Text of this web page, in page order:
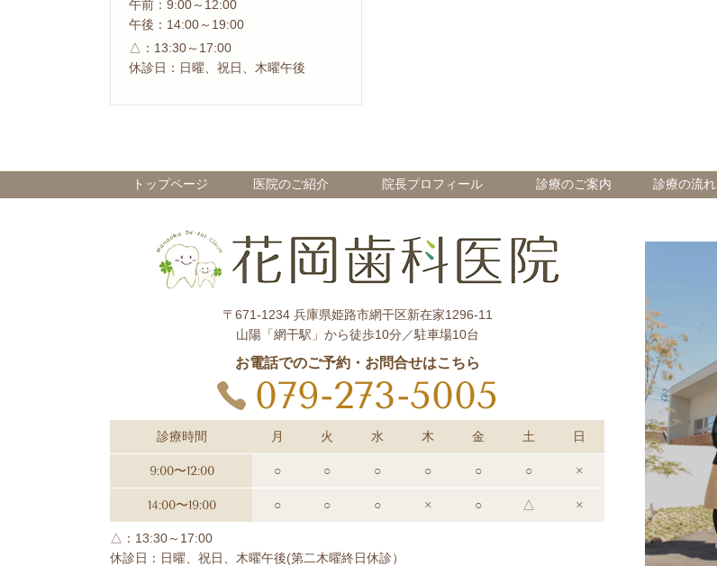
午前：9:00～12:00
午後：14:00～19:00
△：13:30～17:00
休診日：日曜、祝日、木曜午後
トップページ 医院のご紹介 院長プロフィール 診療のご案内 診療の流れ
〒671-1234 兵庫県姫路市網干区新在家1296-11
山陽「網干駅」から徒歩10分／駐車場10台
お電話でのご予約・お問合せはこちら
079-273-5005
診療時間 月 火 水 木 金 土 日
9:00〜12:00 ○ ○ ○ ○ ○ ○ ×
14:00〜19:00 ○ ○ ○ × ○ △ ×
△：13:30～17:00
休診日：日曜、祝日、木曜午後(第二木曜終日休診）